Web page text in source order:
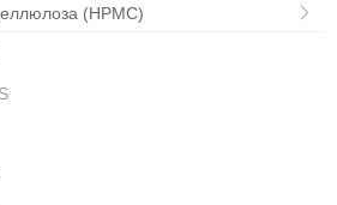
(HPMC)